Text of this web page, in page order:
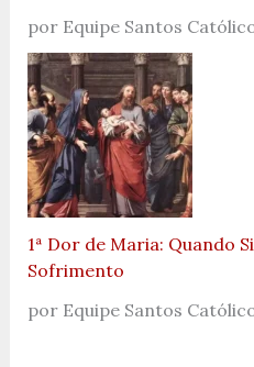
por Equipe Santos
1ª Dor de Maria: Quando
Sofrimento
por Equipe Santos